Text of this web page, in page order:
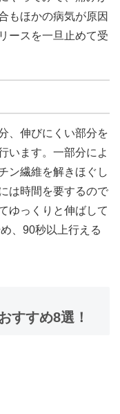
もほかの病気が原因
ースを一旦止めて受
、伸びにくい部分を
います。一部分によ
ン繊維を解きほぐし
は時間を要するので
ゆっくりと伸ばして
、90秒以上行える
すすめ8選！